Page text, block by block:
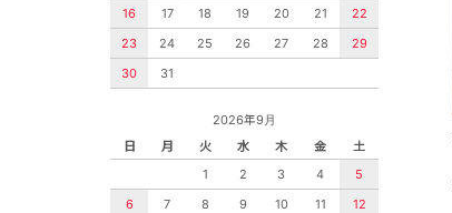
16
17 18 19 20 21
22
23
24 25 26 27 28
29
30
31
2026年9月
日
月 火 水 木 金
土
1
2 3 4
5
6
7 8 9 10 11
12